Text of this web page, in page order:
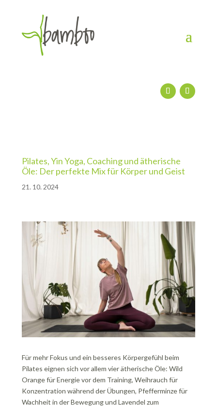
Pilates, Yin Yoga, Coaching und ätherische
Öle: Der perfekte Mix für Körper und Geist
21. 10. 2024
Für mehr Fokus und ein besseres Körpergefühl beim
Pilates eignen sich vor allem vier ätherische Öle: Wild
Orange für Energie vor dem Training, Weihrauch für
Konzentration während der Übungen, Pfefferminze für
Wachheit in der Bewegung und Lavendel zum